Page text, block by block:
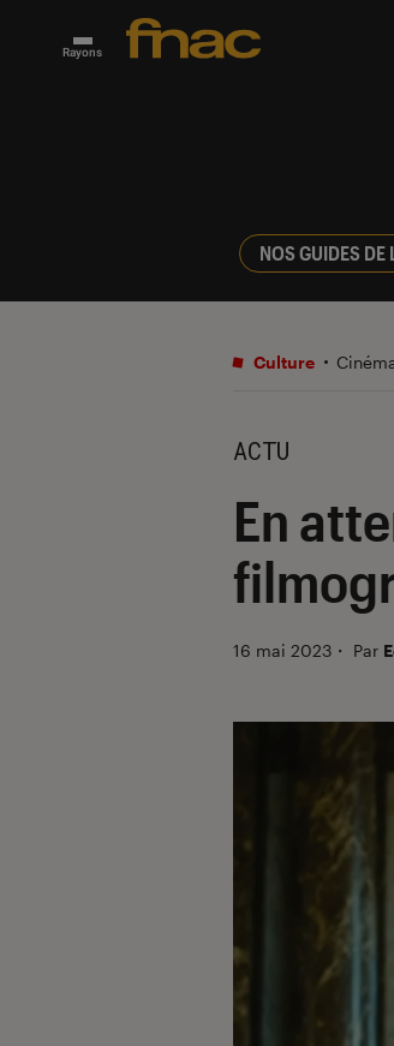
Rayons
NOS GUIDES DE
Culture
ACTU
En
16 mai 2023 ・ Par